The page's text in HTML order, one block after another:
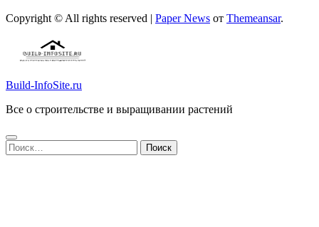
Copyright © All rights reserved | Paper News от Themeansar.
Build-InfoSite.ru
Все о строительстве и выращивании растений
Найти: